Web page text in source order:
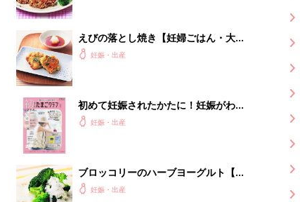
えびの落とし焼き【妊婦ごはん・大人
2人分】
妊娠・出産
初めて妊娠されたかたに！妊娠がわか
ったら最初に読む本『初めてのたまご
妊娠・出産
ブロッコリーのハーブヨーグルト【妊
婦ごはん・大人2人分】
妊娠・出産